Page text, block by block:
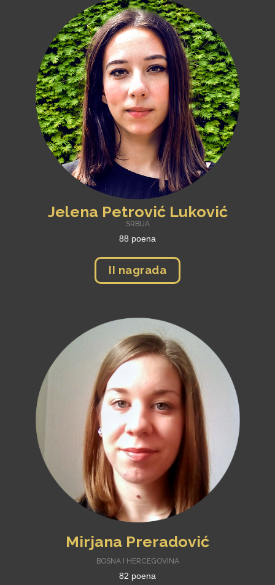
Jelena Petrović Luković
SRBIJA
88 poena
II nagrada
Mirjana Preradović
BOSNA I HERCEGOVINA
82 poena